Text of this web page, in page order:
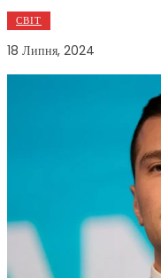
СВІТ
18 Липня, 2024